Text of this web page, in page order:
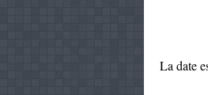
La date